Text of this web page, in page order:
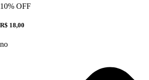
10% OFF
R$ 18,00
no